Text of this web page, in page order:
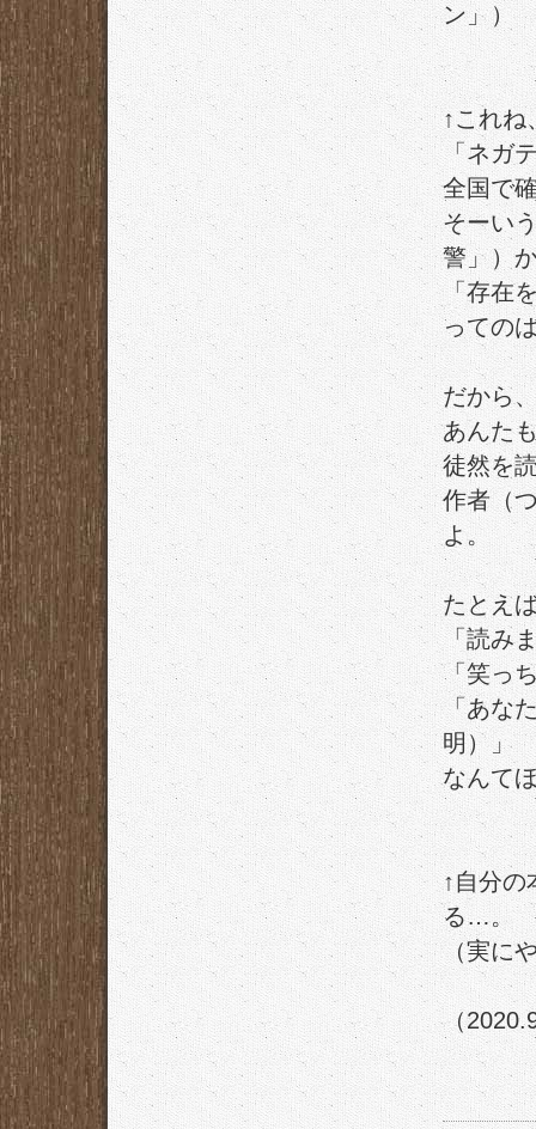
ン」）
↑これね
「ネガ
全国で
そーい
警」）
「存在
っての
だから
あんた
徒然を
作者（
よ。
たとえ
「読み
「笑っ
「あな
明）」
なんて
↑自分の
る…。
（実に
（